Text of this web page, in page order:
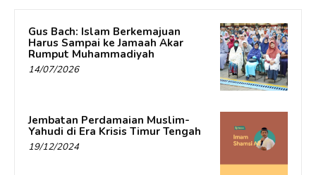
Gus Bach: Islam Berkemajuan
Harus Sampai ke Jamaah Akar
Rumput Muhammadiyah
14/07/2026
Jembatan Perdamaian Muslim-
Yahudi di Era Krisis Timur Tengah
19/12/2024